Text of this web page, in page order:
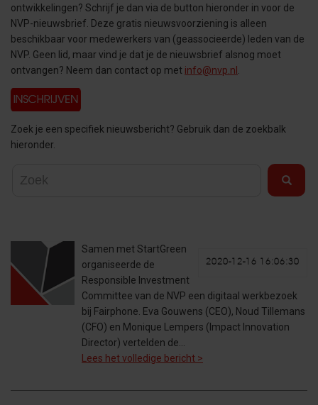
ontwikkelingen? Schrijf je dan via de button hieronder in voor de
NVP-nieuwsbrief. Deze gratis nieuwsvoorziening is alleen
beschikbaar voor medewerkers van (geassocieerde) leden van de
NVP. Geen lid, maar vind je dat je de nieuwsbrief alsnog moet
ontvangen? Neem dan contact op met info@nvp.nl
Zoek je een specifiek nieuwsbericht? Gebruik dan de zoekbalk
hieronder.
2020-12-16 16:06:30
Samen met StartGreen
organiseerde de
Responsible Investment
Committee van de NVP een digitaal werkbezoek
bij Fairphone. Eva Gouwens (CEO), Noud Tillemans
(CFO) en Monique Lempers (Impact Innovation
Director) vertelden de…
Lees het volledige bericht >